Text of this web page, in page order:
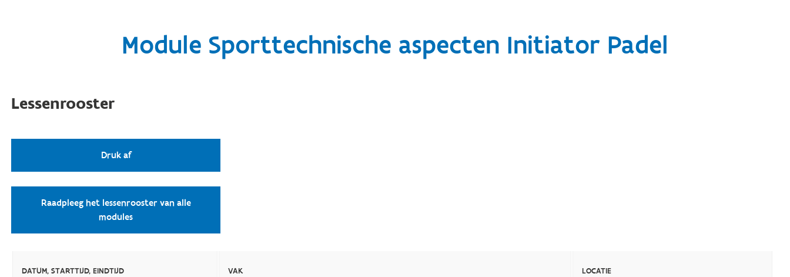
Module Sporttechnische aspecten Initiator Padel
Lessenrooster
Druk af
Raadpleeg het lessenrooster van alle
modules
DATUM, STARTTIJD, EINDTIJD VAK LOCATIE